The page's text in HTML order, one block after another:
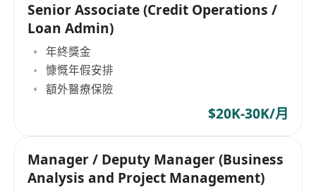
Senior Associate (Credit Operations /
Loan Admin)
年終獎金
慷慨年假安排
額外醫療保險
$20K-30K/月
Manager / Deputy Manager (Business
Analysis and Project Management)